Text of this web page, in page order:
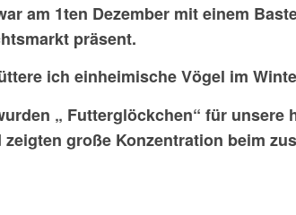
am 1ten Dezember mit einem
präsent.
ich einheimische Vögel im
„ Futterglöckchen“ für
große Konzentration beim